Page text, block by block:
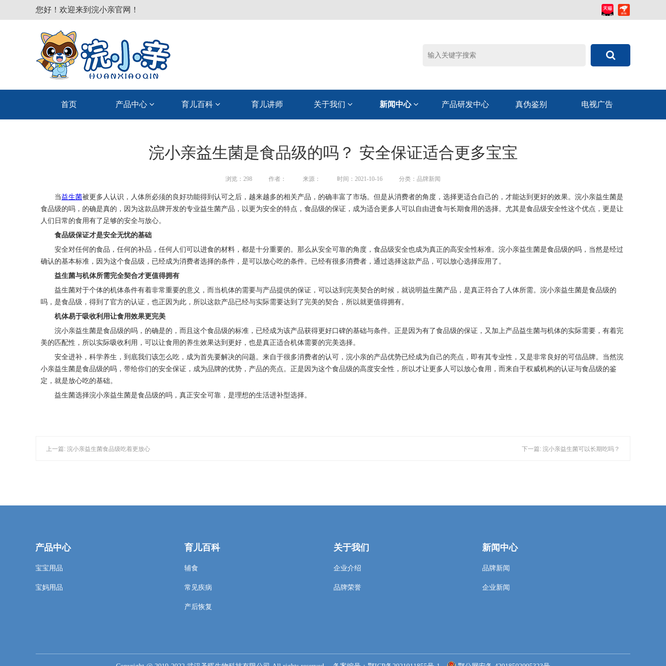
您好！欢迎来到浣小亲官网！
首页 产品中心 育儿百科 育儿讲师 关于我们 新闻中心 产品研发中心 真伪鉴别 电视广告
浣小亲益生菌是食品级的吗？ 安全保证适合更多宝宝
浏览： 298 作者： 来源： 时间：2021-10-16 分类：品牌新闻
当益生菌被更多人认识，人体所必须的良好功能得到认可之后，越来越多的相关产品，的确丰富了市场。但是从消费者的角度，选择更适合自己的，才能达到更好的效果。浣小亲益生菌是
食品级的吗，的确是真的，因为这款品牌开发的专业益生菌产品，以更为安全的特点，食品级的保证，成为适合更多人可以自由进食与长期食用的选择。尤其是食品级安全性这个优点，更是让
人们日常的食用有了足够的安全与放心。
食品级保证才是安全无忧的基础
安全对任何的食品，任何的补品，任何人们可以进食的材料，都是十分重要的。那么从安全可靠的角度，食品级安全也成为真正的高安全性标准。浣小亲益生菌是食品级的吗，当然是经过
确认的基本标准，因为这个食品级，已经成为消费者选择的条件，是可以放心吃的条件。已经有很多消费者，通过选择这款产品，可以放心选择应用了。
益生菌与机体所需完全契合才更值得拥有
益生菌对于个体的机体条件有着非常重要的意义，而当机体的需要与产品提供的保证，可以达到完美契合的时候，就说明益生菌产品，是真正符合了人体所需。浣小亲益生菌是食品级的
吗，是食品级，得到了官方的认证，也正因为此，所以这款产品已经与实际需要达到了完美的契合，所以就更值得拥有。
机体易于吸收利用让食用效果更完美
浣小亲益生菌是食品级的吗，的确是的，而且这个食品级的标准，已经成为该产品获得更好口碑的基础与条件。正是因为有了食品级的保证，又加上产品益生菌与机体的实际需要，有着完
美的匹配性，所以实际吸收利用，可以让食用的养生效果达到更好，也是真正适合机体需要的完美选择。
安全进补，科学养生，到底我们该怎么吃，成为首先要解决的问题。来自于很多消费者的认可，浣小亲的产品优势已经成为自己的亮点，即有其专业性，又是非常良好的可信品牌。当然浣
小亲益生菌是食品级的吗，带给你们的安全保证，成为品牌的优势，产品的亮点。正是因为这个食品级的高度安全性，所以才让更多人可以放心食用，而来自于权威机构的认证与食品级的鉴
定，就是放心吃的基础。
益生菌选择浣小亲益生菌是食品级的吗，真正安全可靠，是理想的生活进补型选择。
上一篇: 浣小亲益生菌食品级吃着更放心 下一篇: 浣小亲益生菌可以长期吃吗？
产品中心
宝宝用品
宝妈用品
育儿百科
辅食
常见疾病
产后恢复
关于我们
企业介绍
品牌荣誉
新闻中心
品牌新闻
企业新闻